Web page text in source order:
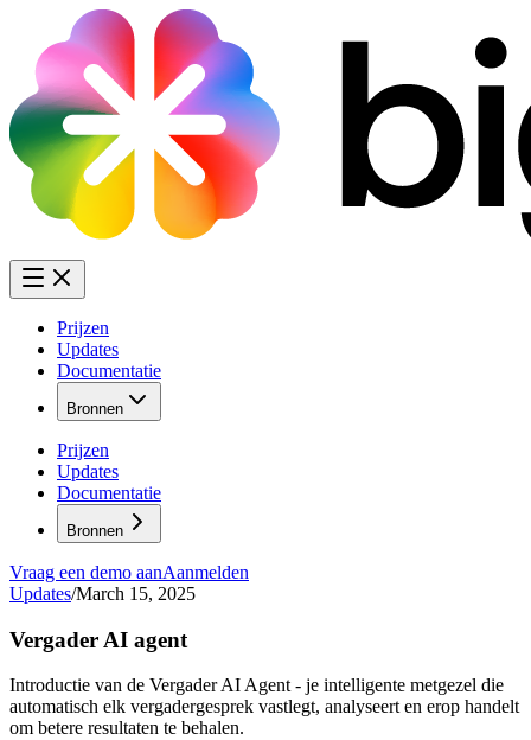
Prijzen
Updates
Documentatie
Bronnen
Prijzen
Updates
Documentatie
Bronnen
Vraag een demo aanAanmelden
Updates/March 15, 2025
Vergader AI agent
Introductie van de Vergader AI Agent - je intelligente metgezel die
automatisch elk vergadergesprek vastlegt, analyseert en erop handelt
om betere resultaten te behalen.